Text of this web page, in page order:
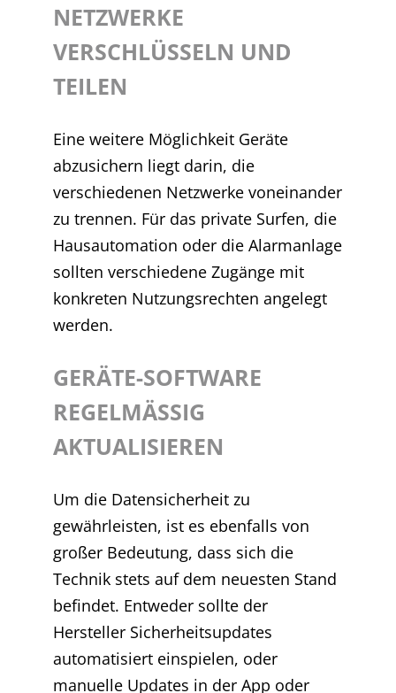
NETZWERKE
VERSCHLÜSSELN UND
TEILEN
Eine weitere Möglichkeit Geräte
abzusichern liegt darin, die
verschiedenen Netzwerke voneinander
zu trennen. Für das private Surfen, die
Hausautomation oder die Alarmanlage
sollten verschiedene Zugänge mit
konkreten Nutzungsrechten angelegt
werden.
GERÄTE-SOFTWARE
REGELMÄSSIG
AKTUALISIEREN
Um die Datensicherheit zu
gewährleisten, ist es ebenfalls von
großer Bedeutung, dass sich die
Technik stets auf dem neuesten Stand
befindet. Entweder sollte der
Hersteller Sicherheitsupdates
automatisiert einspielen, oder
manuelle Updates in der App oder